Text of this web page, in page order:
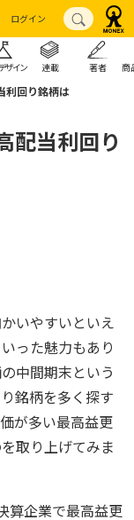
ログイン
ザイン 連載 著者 商
利回り銘柄は
配当利回り
いやすいといえ
った魅力もあり
中間期末という
銘柄を多く探す
が多い最高益更
取り上げてみま
算企業で最高益更